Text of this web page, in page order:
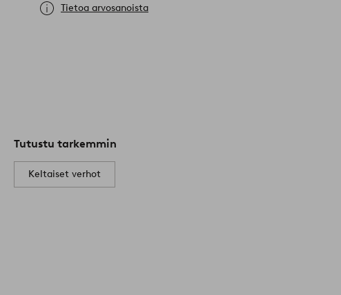
Tietoa arvosanoista
Tutustu tarkemmin
Keltaiset verhot